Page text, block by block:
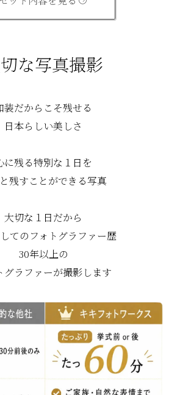
な写真撮影
装だからこそ残せる
日本らしい美しさ
に残る特別な１日を
残すことができる写真
大切な１日だから
てのフォトグラファー歴
30年以上の
グラファーが撮影します